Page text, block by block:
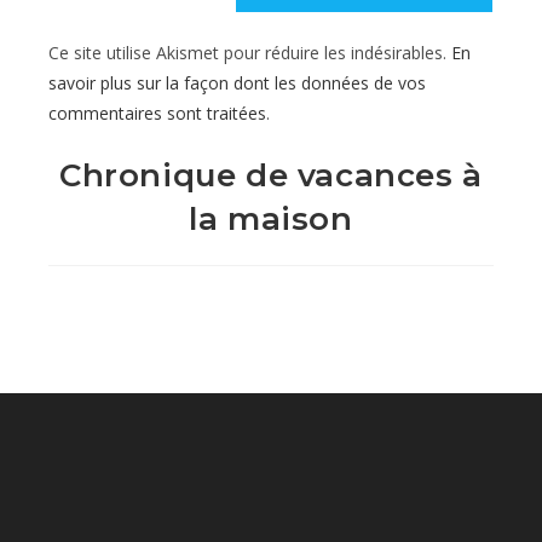
(facultatif)
Ce site utilise Akismet pour réduire les indésirables. En
savoir plus sur la façon dont les données de vos
commentaires sont traitées.
Chronique de vacances à
la maison